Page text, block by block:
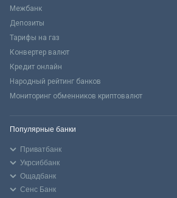
Межбанк
Депозиты
Тарифы на газ
Конвертер валют
Кредит онлайн
Народный рейтинг банков
Мониторинг обменников криптовалют
Популярные банки
Приватбанк
Укрсиббанк
Ощадбанк
Сенс Банк